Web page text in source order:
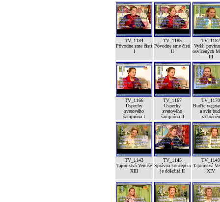
TV_1184
Pôvodne sme čistí
I
TV_1185
Pôvodne sme čistí
II
TV_1187
Vyšší
osvícených
III
TV_1166
Úspechy
svetového
šampióna I
TV_1167
Úspechy
svetového
šampióna II
TV_1170
Buďte
a svět
zachráněn
TV_1143
Tajomstvá Venuše
XIII
TV_1145
Správna koncepcia
je dôležitá II
TV_1149
Tajomstvá
XIV